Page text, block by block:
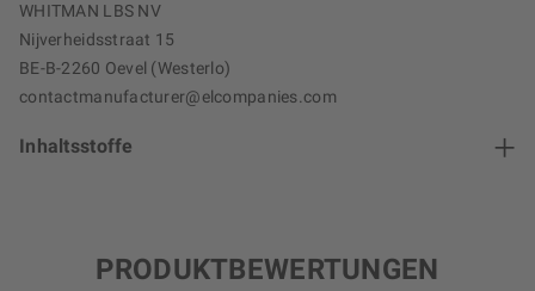
WHITMAN LBS NV
Nijverheidsstraat 15
BE-B-2260 Oevel (Westerlo)
contactmanufacturer@elcompanies.com
Inhaltsstoffe
PRODUKTBEWERTUNGEN